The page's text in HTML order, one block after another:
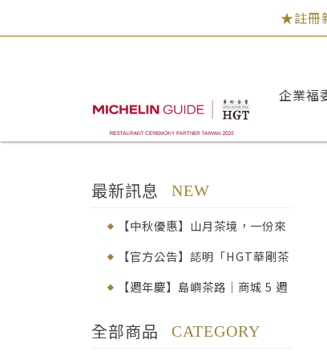
★註冊
企業福
最新訊息 NEW
【中秋優惠】山月茶境，一份來
自臺灣高山的心意│早鳥92折
【官方公告】認明「HGT華剛茶
業」，品味真正的百年茶韻
【週年慶】島嶼茶路｜商城 5 週
全部商品 CATEGORY